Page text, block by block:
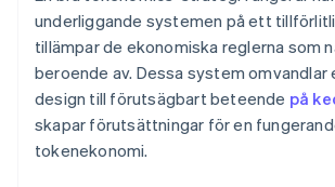
underliggande systemen på ett
tillämpar de ekonomiska reglerna som
beroende av. Dessa system omvandlar
design till förutsägbart beteende på
skapar förutsättningar för en
tokenekonomi.